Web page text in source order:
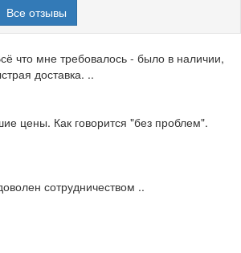
Все отзывы
что мне требовалось - было в наличии,
доставка. ..
цены. Как говорится "без проблем".
сотрудничеством ..